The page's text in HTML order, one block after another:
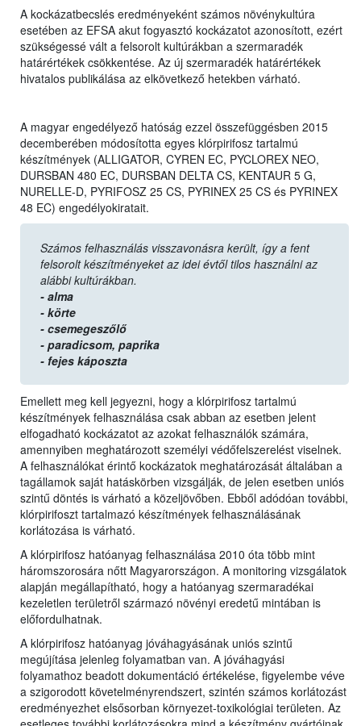
A kockázatbecslés eredményeként számos növénykultúra
esetében az EFSA akut fogyasztó kockázatot azonosított, ezért
szükségessé vált a felsorolt kultúrákban a szermaradék
határértékek csökkentése. Az új szermaradék határértékek
hivatalos publikálása az elkövetkező hetekben várható.
A magyar engedélyező hatóság ezzel összefüggésben 2015
decemberében módosította egyes klórpirifosz tartalmú
készítmények (ALLIGATOR, CYREN EC, PYCLOREX NEO,
DURSBAN 480 EC, DURSBAN DELTA CS, KENTAUR 5 G,
NURELLE-D, PYRIFOSZ 25 CS, PYRINEX 25 CS és PYRINEX
48 EC) engedélyokiratait.
Számos felhasználás visszavonásra került, így a fent
felsorolt készítményeket az idei évtől tilos használni az
alábbi kultúrákban.
- alma
- körte
- csemegeszőlő
- paradicsom, paprika
- fejes káposzta
Emellett meg kell jegyezni, hogy a klórpirifosz tartalmú
készítmények felhasználása csak abban az esetben jelent
elfogadható kockázatot az azokat felhasználók számára,
amennyiben meghatározott személyi védőfelszerelést viselnek.
A felhasználókat érintő kockázatok meghatározását általában a
tagállamok saját hatáskörben vizsgálják, de jelen esetben uniós
szintű döntés is várható a közeljövőben. Ebből adódóan további,
klórpirifoszt tartalmazó készítmények felhasználásának
korlátozása is várható.
A klórpirifosz hatóanyag felhasználása 2010 óta több mint
háromszorosára nőtt Magyarországon. A monitoring vizsgálatok
alapján megállapítható, hogy a hatóanyag szermaradékai
kezeletlen területről származó növényi eredetű mintában is
előfordulhatnak.
A klórpirifosz hatóanyag jóváhagyásának uniós szintű
megújítása jelenleg folyamatban van. A jóváhagyási
folyamathoz beadott dokumentáció értékelése, figyelembe véve
a szigorodott követelményrendszert, szintén számos korlátozást
eredményezhet elsősorban környezet-toxikológiai területen. Az